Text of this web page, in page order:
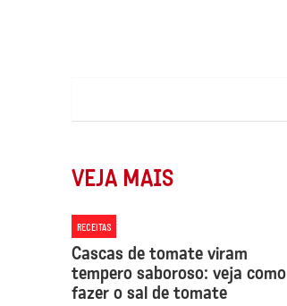
VEJA MAIS
RECEITAS
Cascas de tomate viram
tempero saboroso: veja como
fazer o sal de tomate